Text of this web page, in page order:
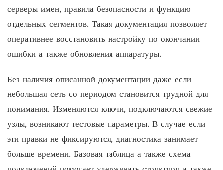
серверы имен, правила безопасности и функцию
отдельных сегментов. Такая документация позволяет
оперативнее восстановить настройку по окончании
ошибки а также обновления аппаратуры.
Без наличия описанной документации даже если
небольшая сеть со периодом становится трудной для
понимания. Изменяются ключи, подключаются свежие
узлы, возникают тестовые параметры. В случае если
эти правки не фиксируются, диагностика занимает
больше времени. Базовая таблица а также схема